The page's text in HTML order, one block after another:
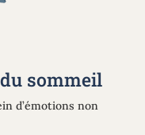
sommeil
d’émotions non